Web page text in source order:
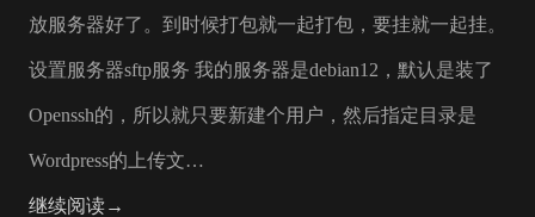
放服务器好了。到时候打包就一起打包，要挂就一起挂。
设置服务器sftp服务 我的服务器是debian12，默认是装了
Openssh的，所以就只要新建个用户，然后指定目录是
Wordpress的上传文…
继续阅读→